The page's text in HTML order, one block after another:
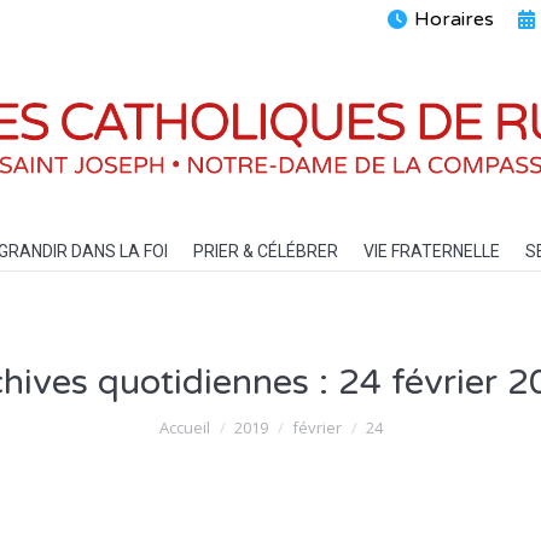
Horaires
DANS LA FOI PRIER & CÉLÉBRER VIE FRATERNELLE
quotidiennes : 24 février
Vous êtes ici :
Accueil 2019 février 24
PRIER & CÉLÉBRER VIE